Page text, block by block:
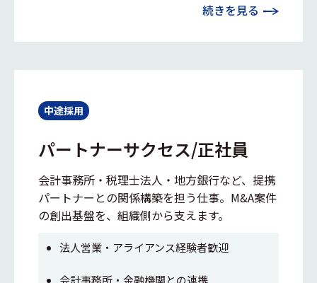
続きを見る
中途採用
パートナーサクセス/正社員
会計事務所・税理士法人・地方銀行など、提携
パートナーとの関係構築を担う仕事。M&A案件
の創出基盤を、組織側から支えます。
法人営業・アライアンス経験者歓迎
会計事務所・金融機関との連携